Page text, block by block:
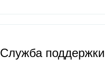
Служба поддержки